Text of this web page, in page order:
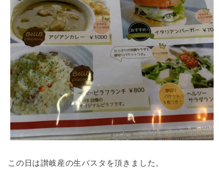
この日は讃岐産の生パスタを頂きました。